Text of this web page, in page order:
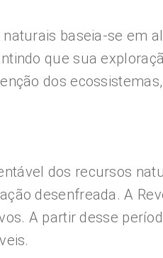
baseia-se em
que sua
dos
dos recursos
desenfreada. A
A partir desse